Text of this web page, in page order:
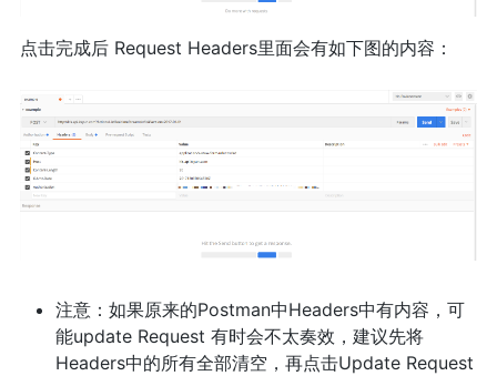
点击完成后 Request Headers里面会有如下图的内容：
注意：如果原来的Postman中Headers中有内容，可
能update Request 有时会不太奏效，建议先将
Headers中的所有全部清空，再点击Update Request